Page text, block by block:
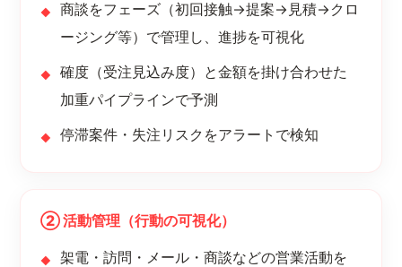
商談をフェーズ（初回接触→提案→見積→クロ
ージング等）で管理し、進捗を可視化
確度（受注見込み度）と金額を掛け合わせた
加重パイプラインで予測
停滞案件・失注リスクをアラートで検知
② 活動管理（行動の可視化）
架電・訪問・メール・商談などの営業活動を